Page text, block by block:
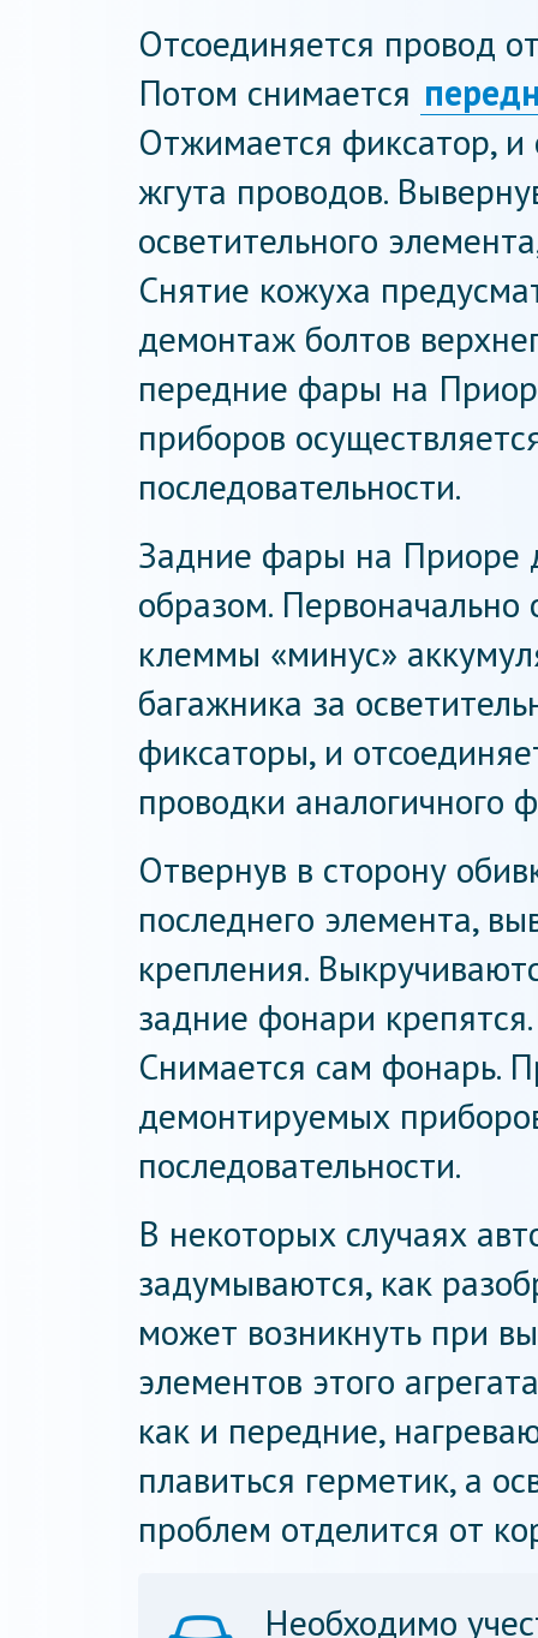
Отсоединяется провод
Потом снимается
Отжимается фиксатор, и
жгута проводов.
осветительного
Снятие кожуха
демонтаж болтов
передние фары на
приборов
последовательности.
Задние фары на Приоре
образом.
клеммы «минус»
багажника за
фиксаторы, и
проводки аналогичного
Отвернув в сторону
последнего элемента,
крепления.
задние фонари
Снимается сам фонарь.
демонтируемых
последовательности.
В некоторых случаях
задумываются, как
может возникнуть при
элементов этого
как и передние,
плавиться герметик, а
проблем отделится от
Необходимо